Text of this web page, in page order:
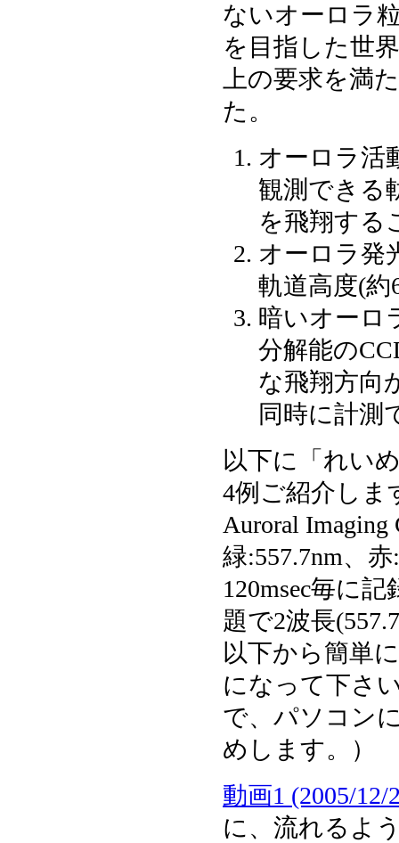
ないオーロラ
を目指した世
上の要求を満
た。
オーロラ活
観測できる
を飛翔する
オーロラ発
軌道高度(約
暗いオーロ
分解能の
な飛翔方向
同時に計測
以下に「れい
4例ご紹介しま
Auroral
緑:557.7nm、
120msec毎に
題で2波長
以下から簡単
になって下さ
で、パソコン
めします。）
動画1 (2005/12/
に、流れるよ